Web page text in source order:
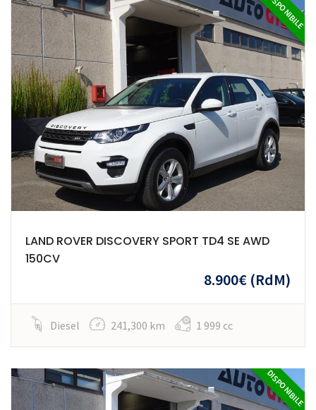
DISPONIBILE
LAND ROVER DISCOVERY SPORT TD4 SE AWD
150CV
8.900€ (RdM)
Diesel 241,300 km 1 999 cc
DISPONIBILE